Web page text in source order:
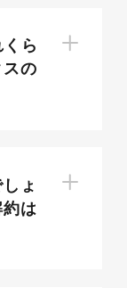
り込む
策と並ん
適化）で
通常の検
覧が表示
ら
の
ょ
は